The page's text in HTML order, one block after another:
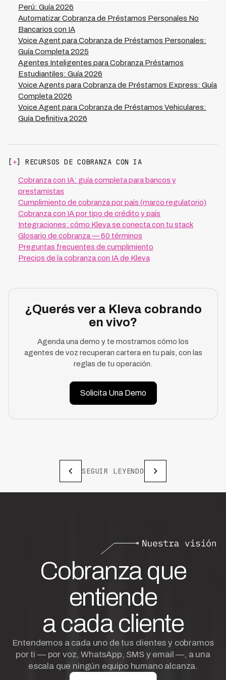
Perú: Guía 2026
Automatizar Cobranza de Préstamos Personales No
Bancarios con IA
Voice Agent para Cobranza de Préstamos Personales:
Guía Completa 2025
Agentes Inteligentes para Cobranza Préstamos
Estudiantiles: Guía 2026
Voice Agents para Cobranza de Préstamos Express: Guía
Completa 2026
Voice Agent para Cobranza de Préstamos Vehiculares:
Guía Definitiva 2026
[+] RECURSOS DE COBRANZA CON IA
Cobranza con IA: guía completa para bancos y
prestamistas
Cumplimiento de cobranza por país (marco regulatorio)
Cobranza con IA por tipo de crédito y país
Integraciones: cómo Kleva se conecta con tu stack
Glosario de cobranza — 60 términos
Preguntas frecuentes de cumplimiento
Precios de la cobranza con IA de Kleva
¿Querés ver a Kleva cobrando
en vivo?
Agenda una demo y te mostramos cómo los
agentes de voz recuperan cartera en tu país, con las
reglas de tu operación.
Solicita Una Demo
SEGUIR LEYENDO
Cobranza que
entiende
a cada cliente
Entendemos a cada uno de tus clientes y cobramos
por ti — por voz, WhatsApp, SMS y email —, a una
escala que ningún equipo humano alcanza.